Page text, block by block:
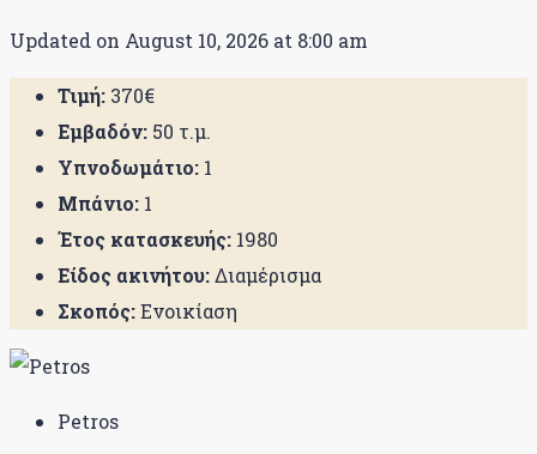
Updated on August 10, 2026 at 8:00 am
Τιμή: 370€
Εμβαδόν: 50 τ.μ.
Υπνοδωμάτιο: 1
Μπάνιο: 1
Έτος κατασκευής: 1980
Είδος ακινήτου:Διαμέρισμα
Σκοπός:Ενοικίαση
Petros